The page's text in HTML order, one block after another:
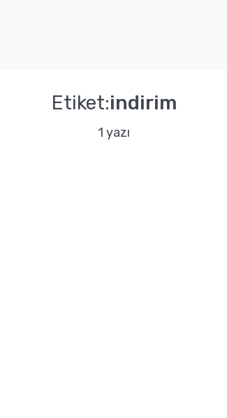
Etiket:indirim
1 yazı